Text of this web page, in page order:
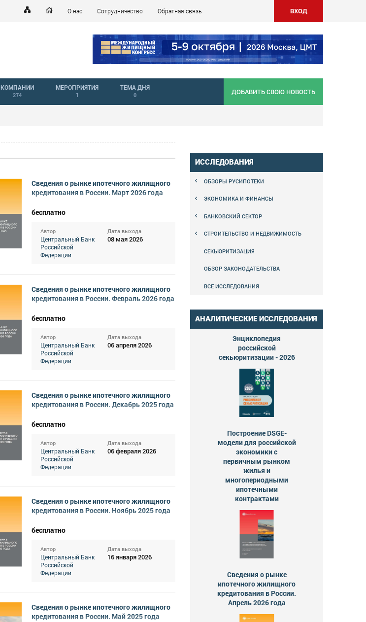
О нас Сотрудничество Обратная связь ВХОД
КОМПАНИИ
274
МЕРОПРИЯТИЯ
1
ТЕМА ДНЯ
0 ДОБАВИТЬ СВОЮ НОВОСТЬ
Сведения о рынке ипотечного жилищного
кредитования в России. Март 2026 года
бесплатно
Автор
Центральный Банк
Российской
Федерации
Дата выхода
08 мая 2026
Сведения о рынке ипотечного жилищного
кредитования в России. Февраль 2026 года
бесплатно
Автор
Центральный Банк
Российской
Федерации
Дата выхода
06 апреля 2026
Сведения о рынке ипотечного жилищного
кредитования в России. Декабрь 2025 года
бесплатно
Автор
Центральный Банк
Российской
Федерации
Дата выхода
06 февраля 2026
Сведения о рынке ипотечного жилищного
кредитования в России. Ноябрь 2025 года
бесплатно
Автор
Центральный Банк
Российской
Федерации
Дата выхода
16 января 2026
Сведения о рынке ипотечного жилищного
кредитования в России. Май 2025 года
ИССЛЕДОВАНИЯ
ОБЗОРЫ РУСИПОТЕКИ
ЭКОНОМИКА И ФИНАНСЫ
БАНКОВСКИЙ СЕКТОР
СТРОИТЕЛЬСТВО И НЕДВИЖИМОСТЬ
СЕКЬЮРИТИЗАЦИЯ
ОБЗОР ЗАКОНОДАТЕЛЬСТВА
ВСЕ ИССЛЕДОВАНИЯ
АНАЛИТИЧЕСКИЕ ИССЛЕДОВАНИЯ
Энциклопедия
российской
секьюритизации - 2026
Построение DSGE-
модели для российской
экономики с
первичным рынком
жилья и
многопериодными
ипотечными
контрактами
Сведения о рынке
ипотечного жилищного
кредитования в России.
Апрель 2026 года